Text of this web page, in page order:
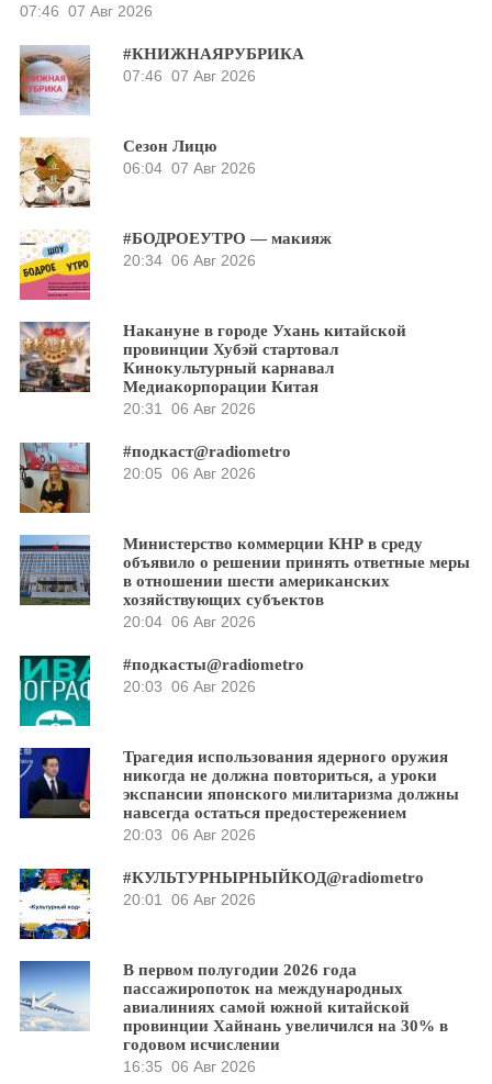
07:46 07 Авг 2026
#КНИЖНАЯРУБРИКА
07:46 07 Авг 2026
Сезон Лицю
06:04 07 Авг 2026
#БОДРОЕУТРО — макияж
20:34 06 Авг 2026
Накануне в городе Ухань китайской
провинции Хубэй стартовал
Кинокультурный карнавал
Медиакорпорации Китая
20:31
06 Авг 2026
#подкаст@radiometro
20:05 06 Авг 2026
Министерство коммерции КНР в среду
объявило о решении принять ответные меры
в отношении шести американских
хозяйствующих субъектов
20:04 06 Авг 2026
#подкасты@radiometro
20:03 06 Авг 2026
Трагедия использования ядерного оружия
никогда не должна повториться, а уроки
экспансии японского милитаризма должны
навсегда остаться предостережением
20:03 06 Авг 2026
#КУЛЬТУРНЫРНЫЙКОД@radiometro
20:01
06 Авг 2026
В первом полугодии 2026 года
пассажиропоток на международных
авиалиниях самой южной китайской
провинции Хайнань увеличился на 30% в
годовом исчислении
16:35 06 Авг 2026